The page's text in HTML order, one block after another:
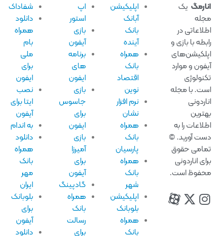
یک
در
با بازی و
و موارد
با مجله
را به
آورید. ©
حقوق
اناردونی
است.
اپلیکیشن
آبانک
آینده
همراه
اقتصاد
نرم افزار
نشان
همراه
پارسیان
همراه
اپلیکیشن
بلوبانک
همراه
اپ
استور
بازی
آیفون
برنامه
ایفون
بازی
جاسوس
ایفون
بازی
آیفون
گادپینگ
همراه
رسالت
شفاداک
دانلود
همراه
ایفون
نصب
ایتا برای
آیفون
به اندام
دانلود
همراه
بلوبانک
آیفون
دانلود